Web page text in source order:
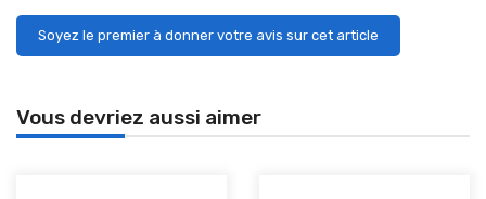
Soyez le premier à donner votre avis sur cet article
Vous devriez aussi aimer